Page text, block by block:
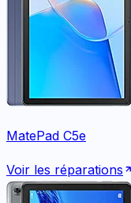
MatePad C5e
Voir les réparations